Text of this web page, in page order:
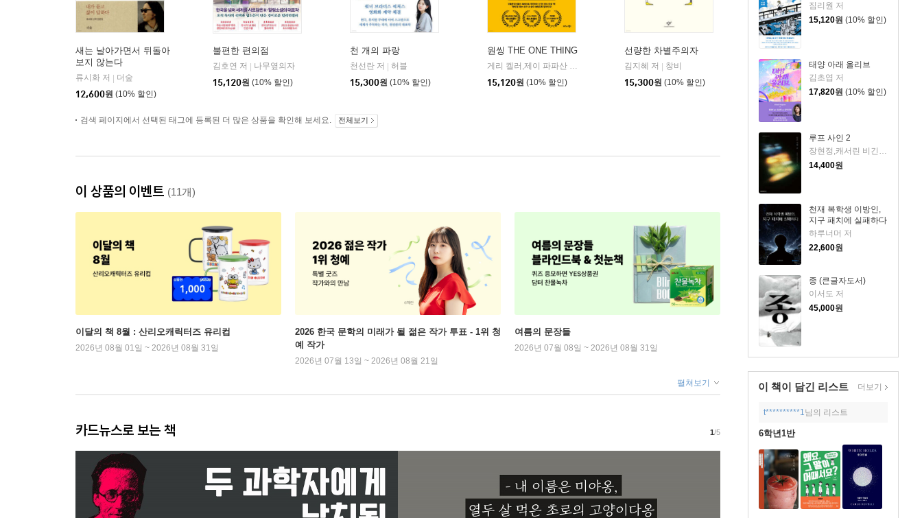
짐리원 저
15,120원 (10% 할인)
태양 아래 올리브
김초엽 저
17,820원 (10% 할인)
루프 사인 2
장현정,캐서린 비긴즈 저
14,400원
천재 복학생 이방인,
지구 패치에 실패하다
하루너머 저
22,600원
종 (큰글자도서)
이서도 저
45,000원
이 책이 담긴 리스트 더보기
t**********1님의 리스트
6학년1반
새는 날아가면서 뒤돌아
보지 않는다
류시화 저
더숲
12,600원 (10% 할인)
불편한 편의점
김호연 저
나무옆의자
15,120원 (10% 할인)
천 개의 파랑
천선란 저
허블
15,300원 (10% 할인)
원씽 THE ONE THING
게리 켈러,제이 파파산 공저/구세희 역 | 비즈니스북스
15,120원 (10% 할인)
선량한 차별주의자
김지혜 저
창비
15,300원 (10% 할인)
검색 페이지에서 선택된 태그에 등록된 더 많은 상품을 확인해 보세요. 전체보기
이 상품의 이벤트 (11개)
이달의 책 8월 : 산리오캐릭터즈 유리컵
2026년 08월 01일 ~ 2026년 08월 31일
2026 한국 문학의 미래가 될 젊은 작가 투표 - 1위 청
예 작가
2026년 07월 13일 ~ 2026년 08월 21일
여름의 문장들
2026년 07월 08일 ~ 2026년 08월 31일
펼쳐보기
카드뉴스로 보는 책 1/5